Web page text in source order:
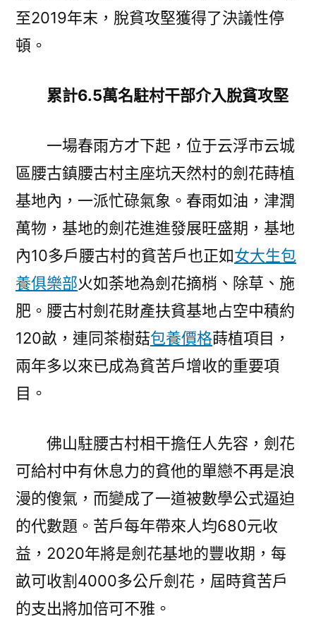
專
站
較
度〉
至2019年末，脫貧攻堅獲得了決議性停
頓。
累計6.5萬名駐村干部介入脫貧攻堅
一場春雨方才下起，位于云浮市云城
區腰古鎮腰古村主座坑天然村的劍花蒔植
基地內，一派忙碌氣象。春雨如油，津潤
萬物，基地的劍花進進發展旺盛期，基地
內10多戶腰古村的貧苦戶也正如女大生包
養俱樂部火如荼地為劍花摘梢、除草、施
肥。腰古村劍花財產扶貧基地占空中積約
120畝，連同茶樹菇包養價格蒔植項目，
兩年多以來已成為貧苦戶增收的重要項
目。
佛山駐腰古村相干擔任人先容，劍花
可給村中有休息力的貧他的單戀不再是浪
漫的傻氣，而變成了一道被數學公式逼迫
的代數題。苦戶每年帶來人均680元收
益，2020年將是劍花基地的豐收期，每
畝可收割4000多公斤劍花，屆時貧苦戶
的支出將加倍可不雅。